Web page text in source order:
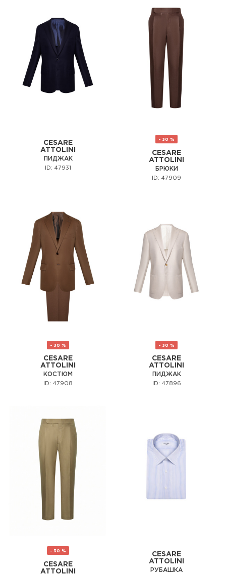
CESARE
ATTOLINI
ПИДЖАК
ID: 47931
- 30 %
CESARE
ATTOLINI
БРЮКИ
ID: 47909
- 30 %
CESARE
ATTOLINI
КОСТЮМ
ID: 47908
- 30 %
CESARE
ATTOLINI
ПИДЖАК
ID: 47896
- 30 %
CESARE
ATTOLINI
CESARE
ATTOLINI
РУБАШКА